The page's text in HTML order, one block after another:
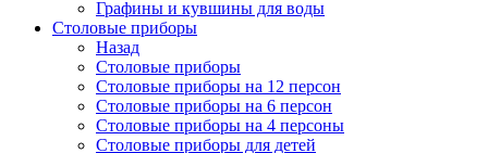
Графины и кувшины для воды
Столовые приборы
Назад
Столовые приборы
Столовые приборы на 12 персон
Столовые приборы на 6 персон
Столовые приборы на 4 персоны
Столовые приборы для детей